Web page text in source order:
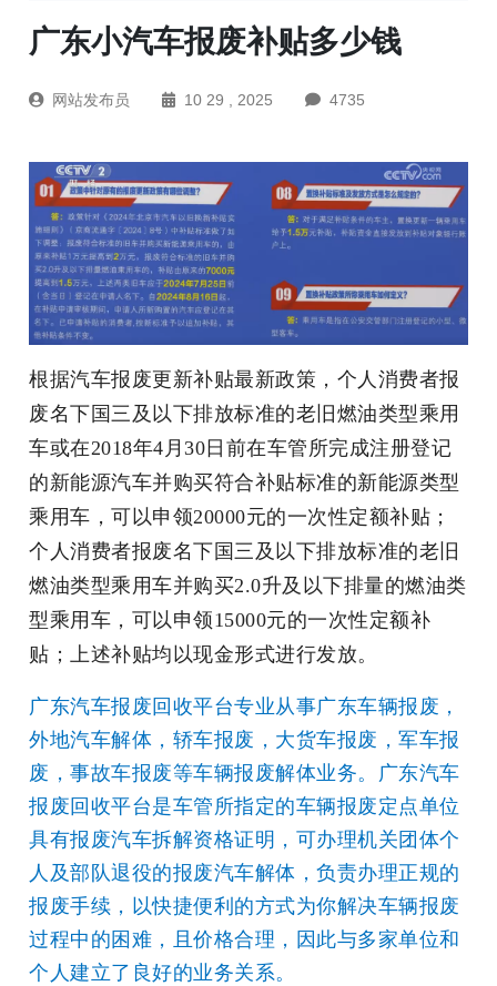
广东小汽车报废补贴多少钱
网站发布员 10 29 , 2025 4735
根据汽车报废更新补贴最新政策，个人消费者报
废名下国三及以下排放标准的老旧燃油类型乘用
车或在2018年4月30日前在车管所完成注册登记
的新能源汽车并购买符合补贴标准的新能源类型
乘用车，可以申领20000元的一次性定额补贴；
个人消费者报废名下国三及以下排放标准的老旧
燃油类型乘用车并购买2.0升及以下排量的燃油类
型乘用车，可以申领15000元的一次性定额补
贴；上述补贴均以现金形式进行发放。
广东汽车报废回收平台专业从事广东车辆报废，
外地汽车解体，轿车报废，大货车报废，军车报
废，事故车报废等车辆报废解体业务。
广东汽车
报废回收平台是车管所指定的车辆报废定点单位
具有报废汽车拆解资格证明，可办理机关团体个
人及部队退役的报废汽车解体，负责办理正规的
报废手续，以快捷便利的方式为你解决车辆报废
过程中的困难，且价格合理，因此与多家单位和
个人建立了良好的业务关系。